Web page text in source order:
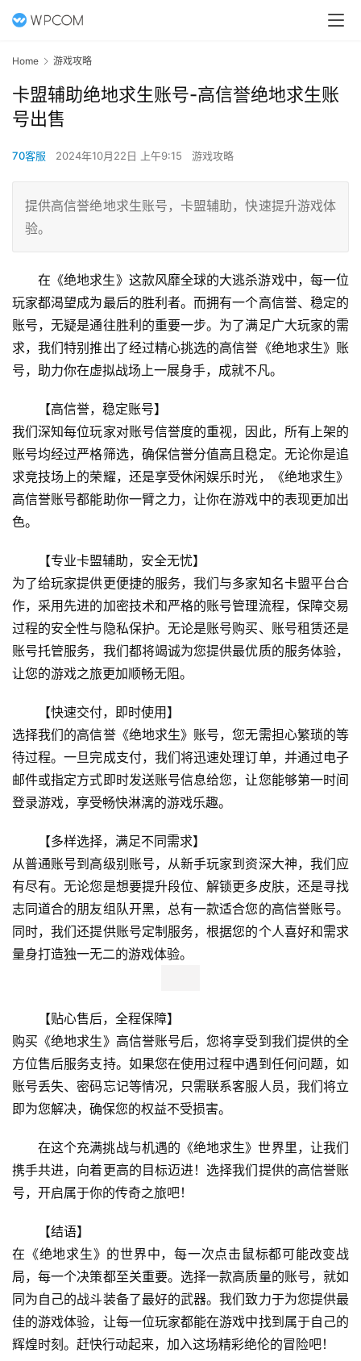
Home 游戏攻略
卡盟辅助绝地求生账号-高信誉绝地求生账
号出售
70客服 2024年10月22日 上午9:15 游戏攻略
提供高信誉绝地求生账号，卡盟辅助，快速提升游戏体
验。
在《绝地求生》这款风靡全球的大逃杀游戏中，每一位
玩家都渴望成为最后的胜利者。而拥有一个高信誉、稳定的
账号，无疑是通往胜利的重要一步。为了满足广大玩家的需
求，我们特别推出了经过精心挑选的高信誉《绝地求生》账
号，助力你在虚拟战场上一展身手，成就不凡。
【高信誉，稳定账号】
我们深知每位玩家对账号信誉度的重视，因此，所有上架的
账号均经过严格筛选，确保信誉分值高且稳定。无论你是追
求竞技场上的荣耀，还是享受休闲娱乐时光，《绝地求生》
高信誉账号都能助你一臂之力，让你在游戏中的表现更加出
色。
【专业卡盟辅助，安全无忧】
为了给玩家提供更便捷的服务，我们与多家知名卡盟平台合
作，采用先进的加密技术和严格的账号管理流程，保障交易
过程的安全性与隐私保护。无论是账号购买、账号租赁还是
账号托管服务，我们都将竭诚为您提供最优质的服务体验，
让您的游戏之旅更加顺畅无阻。
【快速交付，即时使用】
选择我们的高信誉《绝地求生》账号，您无需担心繁琐的等
待过程。一旦完成支付，我们将迅速处理订单，并通过电子
邮件或指定方式即时发送账号信息给您，让您能够第一时间
登录游戏，享受畅快淋漓的游戏乐趣。
【多样选择，满足不同需求】
从普通账号到高级别账号，从新手玩家到资深大神，我们应
有尽有。无论您是想要提升段位、解锁更多皮肤，还是寻找
志同道合的朋友组队开黑，总有一款适合您的高信誉账号。
同时，我们还提供账号定制服务，根据您的个人喜好和需求
量身打造独一无二的游戏体验。
【贴心售后，全程保障】
购买《绝地求生》高信誉账号后，您将享受到我们提供的全
方位售后服务支持。如果您在使用过程中遇到任何问题，如
账号丢失、密码忘记等情况，只需联系客服人员，我们将立
即为您解决，确保您的权益不受损害。
在这个充满挑战与机遇的《绝地求生》世界里，让我们
携手共进，向着更高的目标迈进！选择我们提供的高信誉账
号，开启属于你的传奇之旅吧！
【结语】
在《绝地求生》的世界中，每一次点击鼠标都可能改变战
局，每一个决策都至关重要。选择一款高质量的账号，就如
同为自己的战斗装备了最好的武器。我们致力于为您提供最
佳的游戏体验，让每一位玩家都能在游戏中找到属于自己的
辉煌时刻。赶快行动起来，加入这场精彩绝伦的冒险吧！